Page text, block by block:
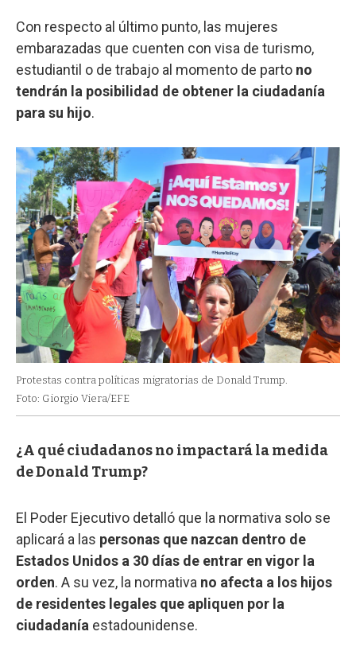
Con respecto al último punto, las mujeres
embarazadas que cuenten con visa de turismo,
estudiantil o de trabajo al momento de parto no
tendrán la posibilidad de obtener la ciudadanía
para su hijo.
Protestas contra políticas migratorias de Donald Trump.
Foto: Giorgio Viera/EFE
¿A qué ciudadanos no impactará la medida
de Donald Trump?
El Poder Ejecutivo detalló que la normativa solo se
aplicará a las personas que nazcan dentro de
Estados Unidos a 30 días de entrar en vigor la
orden. A su vez, la normativa no afecta a los hijos
de residentes legales que apliquen por la
ciudadanía estadounidense.